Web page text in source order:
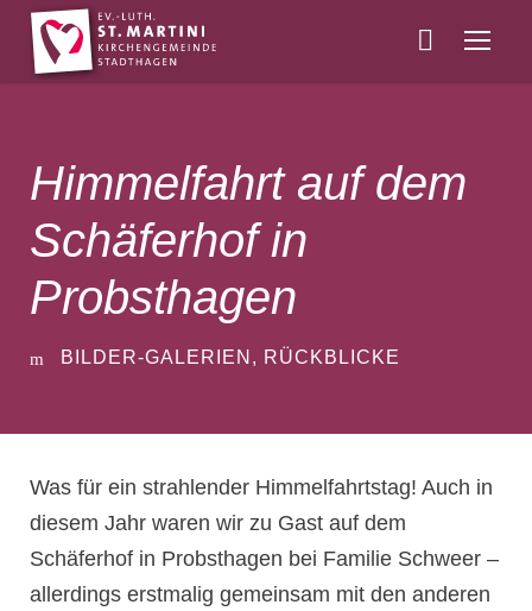
Himmelfahrt auf dem
Schäferhof in
Probsthagen
BILDER-GALERIEN , RÜCKBLICKE
Was für ein strahlender Himmelfahrtstag! Auch in
diesem Jahr waren wir zu Gast auf dem
Schäferhof in Probsthagen bei Familie Schweer –
allerdings erstmalig gemeinsam mit den anderen